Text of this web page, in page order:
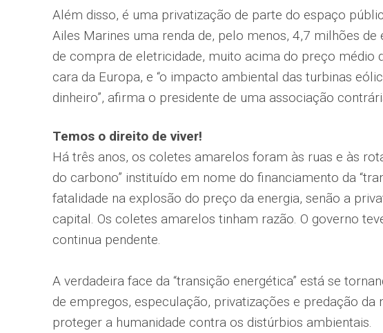
Além disso, é uma privatização de parte do espaço
Ailes Marines uma renda de, pelo menos, 4,7 milhões
de compra de eletricidade, muito acima do preço médio
cara da Europa, e “o impacto ambiental das turbinas
dinheiro”, afirma o presidente de uma associação
Temos o direito de viver!
Há três anos, os coletes amarelos foram às ruas e às
do carbono” instituído em nome do financiamento da
fatalidade na explosão do preço da energia, senão a
capital. Os coletes amarelos tinham razão. O governo
continua pendente.
A verdadeira face da “transição energética” está se
de empregos, especulação, privatizações e predação
proteger a humanidade contra os distúrbios ambientais.